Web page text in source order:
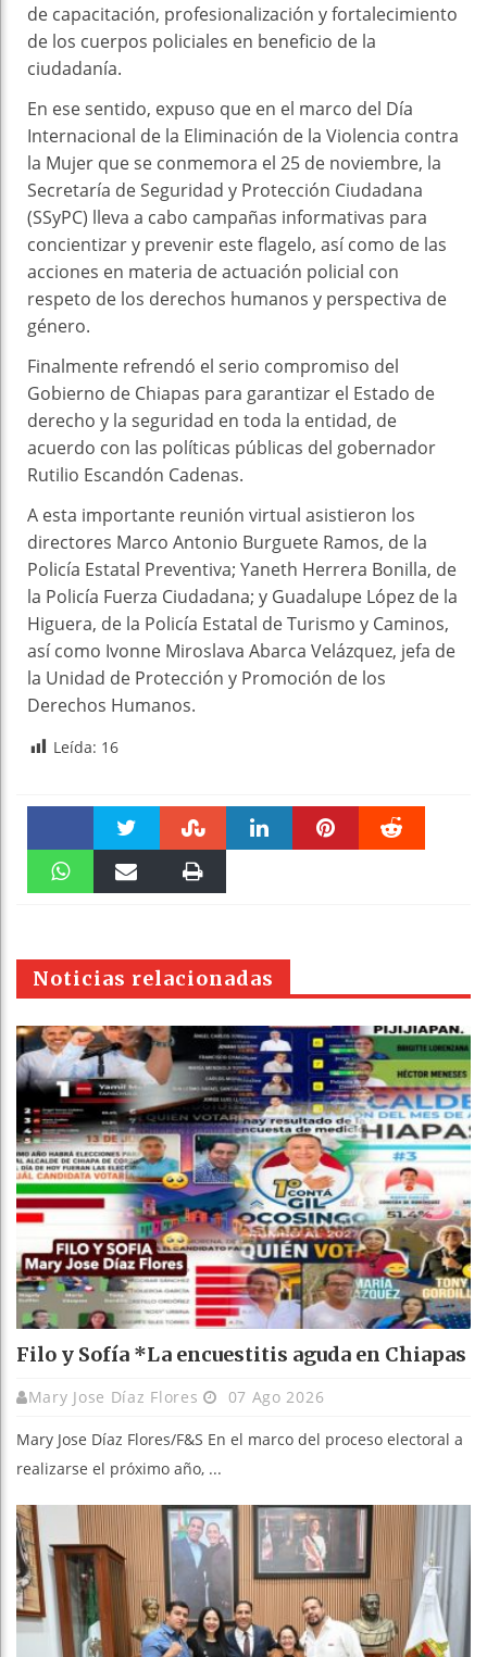
de capacitación, profesionalización y fortalecimiento
de los cuerpos policiales en beneficio de la
ciudadanía.
En ese sentido, expuso que en el marco del Día
Internacional de la Eliminación de la Violencia contra
la Mujer que se conmemora el 25 de noviembre, la
Secretaría de Seguridad y Protección Ciudadana
(SSyPC) lleva a cabo campañas informativas para
concientizar y prevenir este flagelo, así como de las
acciones en materia de actuación policial con
respeto de los derechos humanos y perspectiva de
género.
Finalmente refrendó el serio compromiso del
Gobierno de Chiapas para garantizar el Estado de
derecho y la seguridad en toda la entidad, de
acuerdo con las políticas públicas del gobernador
Rutilio Escandón Cadenas.
A esta importante reunión virtual asistieron los
directores Marco Antonio Burguete Ramos, de la
Policía Estatal Preventiva; Yaneth Herrera Bonilla, de
la Policía Fuerza Ciudadana; y Guadalupe López de la
Higuera, de la Policía Estatal de Turismo y Caminos,
así como Ivonne Miroslava Abarca Velázquez, jefa de
la Unidad de Protección y Promoción de los
Derechos Humanos.
Leída: 16
Faceboo Twitter Stumble
pt
Noticias relacionadas
Filo y Sofía *La encuestitis aguda en Chiapas
Mary Jose Díaz Flores 07 Ago 2026
Mary Jose Díaz Flores/F&S En el marco del proceso electoral a
realizarse el próximo año, ...